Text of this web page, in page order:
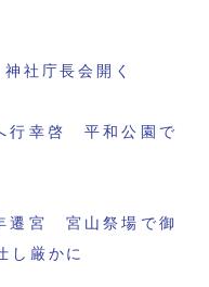
社庁長会開く
行幸啓 平和公園で
遷宮 宮山祭場で御
し厳かに